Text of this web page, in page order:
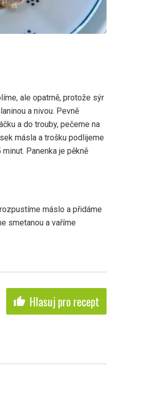
ale opatrně, protože sýr
a nivou. Pevně
a do trouby, pečeme na
másla a trošku podlijeme
Panenka je pěkně
máslo a přidáme
smetanou a vaříme
thumb_up Hlasuj pro recept